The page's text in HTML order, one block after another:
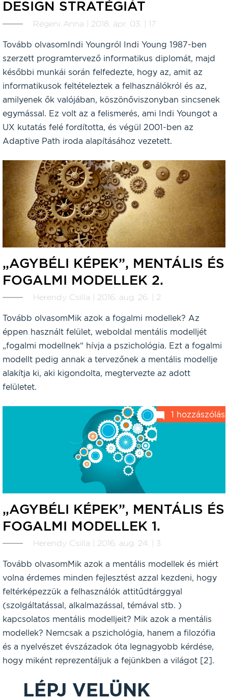
DESIGN STRATÉGIÁT
Régeni Anna | 2018. ápr. 03. | 17
Tovább olvasomIndi Youngról Indi Young 1987-ben
szerzett programtervező informatikus diplomát, majd
későbbi munkái során felfedezte, hogy az, amit az
informatikusok feltételeztek a felhasználókról és az,
amilyenek ők valójában, köszönőviszonyban sincsenek
egymással. Ez volt az a felismerés, ami Indi Youngot a
UX kutatás felé fordította, és végül 2001-ben az
Adaptive Path iroda alapításához vezetett.
„AGYBÉLI KÉPEK”, MENTÁLIS ÉS
FOGALMI MODELLEK 2.
Herendy Csilla | 2016. aug. 26. | 2
Tovább olvasomMik azok a fogalmi modellek? Az
éppen használt felület, weboldal mentális modelljét
„fogalmi modellnek“ hívja a pszichológia. Ezt a fogalmi
modellt pedig annak a tervezőnek a mentális modellje
alakítja ki, aki kigondolta, megtervezte az adott
felületet.
1 hozzászólás
„AGYBÉLI KÉPEK”, MENTÁLIS ÉS
FOGALMI MODELLEK 1.
Herendy Csilla | 2016. aug. 24. | 3
Tovább olvasomMik azok a mentális modellek és miért
volna érdemes minden fejlesztést azzal kezdeni, hogy
feltérképezzük a felhasználók attitűdtárggyal
(szolgáltatással, alkalmazással, témával stb. )
kapcsolatos mentális modelljeit? Mik azok a mentális
modellek? Nemcsak a pszichológia, hanem a filozófia
és a nyelvészet évszázadok óta legnagyobb kérdése,
hogy miként reprezentáljuk a fejünkben a világot [2].
LÉPJ VELÜNK